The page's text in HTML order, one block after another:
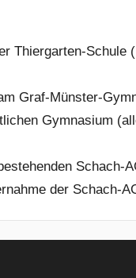
Thiergarten-Schule
Graf-Münster-
Gymnasium
Schach-
der Schach-